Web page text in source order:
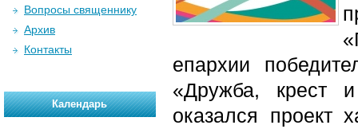
епархии
«Дружба, крест
оказался проект
Вопросы священнику
Архив
Контакты
Календарь